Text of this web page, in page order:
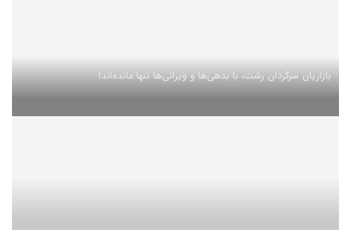
بازاریان سرگردان رشت، با بدهی‌ها و ویرانی‌ها تنها مانده‌اند!